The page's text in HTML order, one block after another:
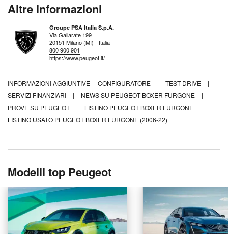
Altre informazioni
Groupe PSA Italia S.p.A.
Via Gallarate 199
20151 Milano (MI) - Italia
800 900 901
https://www.peugeot.it/
INFORMAZIONI AGGIUNTIVE CONFIGURATORE | TEST DRIVE
|
SERVIZI FINANZIARI
| NEWS SU PEUGEOT BOXER FURGONE
|
PROVE SU PEUGEOT
| LISTINO PEUGEOT BOXER FURGONE
|
LISTINO USATO PEUGEOT BOXER FURGONE (2006-22)
Modelli top Peugeot